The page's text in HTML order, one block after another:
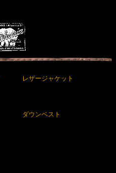
レザージャケット
ダウンベスト